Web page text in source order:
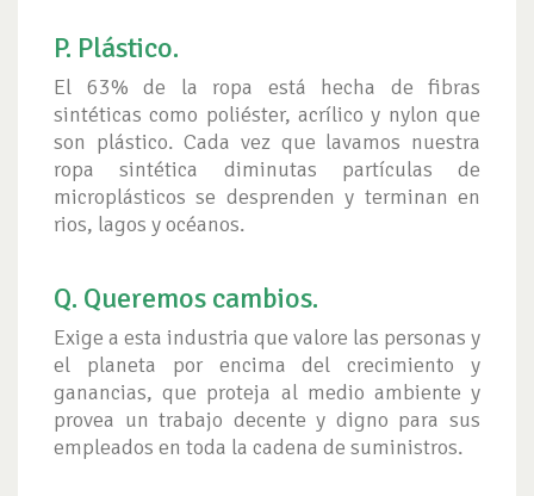
P. Plástico.
El 63% de la ropa está hecha de fibras
sintéticas como poliéster, acrílico y nylon que
son plástico. Cada vez que lavamos nuestra
ropa sintética diminutas partículas de
microplásticos se desprenden y terminan en
rios, lagos y océanos.
Q. Queremos cambios.
Exige a esta industria que valore las personas y
el planeta por encima del crecimiento y
ganancias, que proteja al medio ambiente y
provea un trabajo decente y digno para sus
empleados en toda la cadena de suministros.